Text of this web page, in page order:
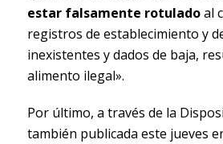
estar falsamente rotuladoal
registros de establecimiento y
inexistentes y dados de baja,
alimento ilegal».
Por último, a través de la
también publicada este jueves